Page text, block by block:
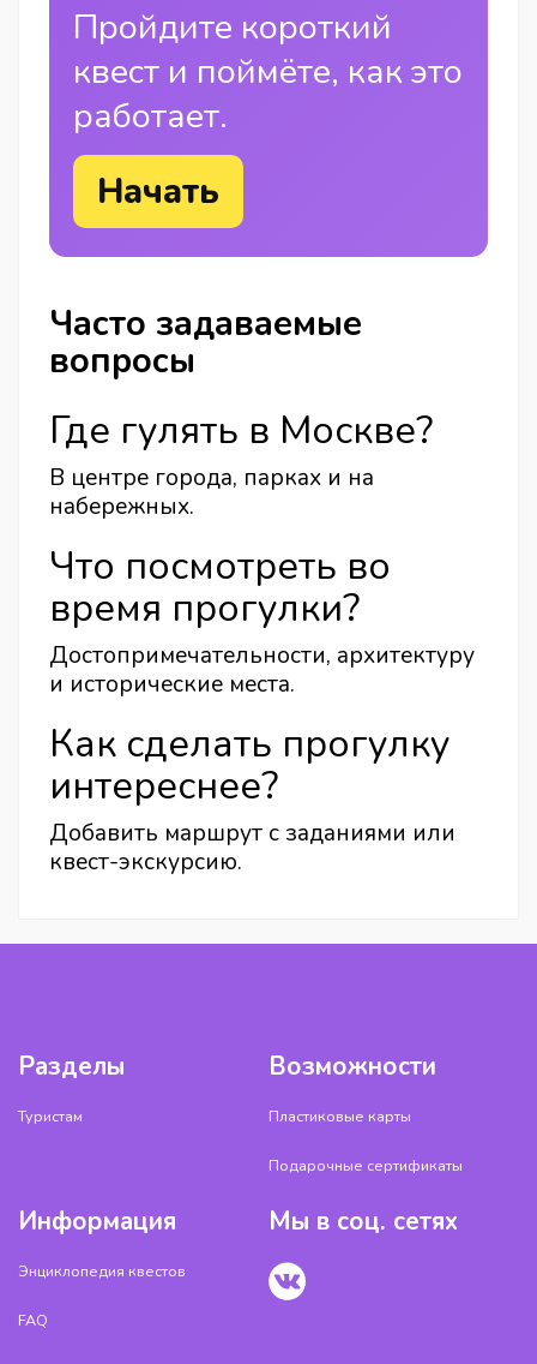
Пройдите короткий
квест и поймёте, как это
работает.
Начать
Часто задаваемые
вопросы
Где гулять в Москве?
В центре города, парках и на
набережных.
Что посмотреть во
время прогулки?
Достопримечательности, архитектуру
и исторические места.
Как сделать прогулку
интереснее?
Добавить маршрут с заданиями или
квест-экскурсию.
Разделы
Туристам
Возможности
Пластиковые карты
Подарочные сертификаты
Информация
Энциклопедия квестов
FAQ
Мы в соц. сетях